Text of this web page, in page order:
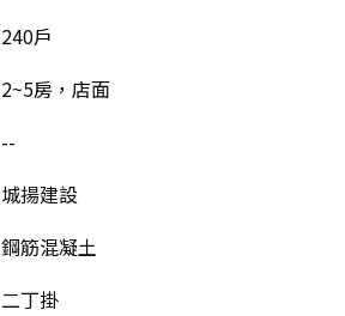
240戶
2~5房，店面
--
城揚建設
鋼筋混凝土
二丁掛